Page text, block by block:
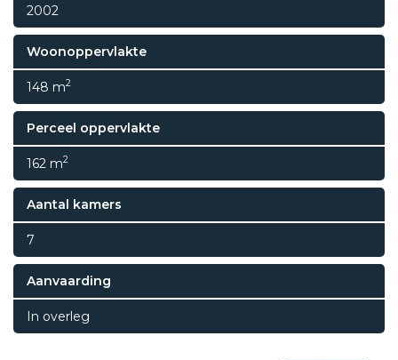
2002
Woonoppervlakte
148 m2
Perceel oppervlakte
162 m2
Aantal kamers
7
Aanvaarding
In overleg